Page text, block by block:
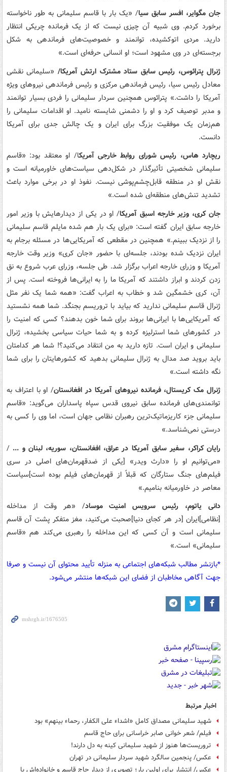
جان مگوایر، افسر سابق سیا/ «یک بار با قاسم سلیمانی به طور ناخواسته
برخورد کردم. وی شبیه آن چیزی نیست که از یک فرمانده چریکی انتظار
دارید. مردی اتوکشیده، توانمند و خصوصیت‌های فرماندهی به شکل
برجسته‌ای در وی مشهود است؛ او انسانی حرفه‌ای است.»
ژنرال پترائوس، رئیس سابق ستاد مشترک ارتش آمریکا/ «سلیمانی نقشی
معادل رئیس سیا، رئیس فرماندهی مرکزی و رئیس فرماندهی نیروهای ویژه
آمریکا را داشت.» پترائوس همچنین سردار سلیمانی را فردی بسیار توانمند
و مدبر توصیف کرد و او را دشمنی شایسته نامید. او اقدامات سلیمانی را
هم‌زمان یک موفقیت بزرگ برای ایران و یک چالش جدی برای آمریکا
دانست.
ریچارد هاس، رئیس شورای روابط خارجی آمریکا/ او معتقد بود: «قاسم
سلیمانی شخصیتی تأثیرگذار در شکل‌دهی سیاست‌های خاورمیانه است و
نقش او در منطقه قابل‌چشم‌پوشی نیست. نفوذ او در برخی موارد باعث
تشدید تنش‌های منطقه‌ای شده است.»
جان کری، وزیر خارجه اسبق آمریکا/ او در یکی از دیدارهایش با وزیر امور
خارجه سابق ایران گفته است: «برای یک بار هم شده مایلم قاسم سلیمانی
را از نزدیک ببینم.» همچنین در مقطعی که آمریکایی‌ها در مسئله برجام به
ایران نزدیک شده بودند، جلسه‌ای با حضور «جان کری» وزیر وقت خارجه
آمریکا و وزرای خارجه اعراب برگزار شد. طی جلسه، وزرای عرب شروع به نق
زدن کردند و ابراز داشتند که آمریکا ما را به ایرانی‌ها فروخته است. پس از
آن، کری خشمگین شد و خطاب به اعراب گفت: «همه شما یک نفر مثل
ژنرال قاسم سلیمانی ندارید که بیاید با تروریسم بجنگد. شما همه نشستید
که آمریکایی‌ها با ایرانی‌ها بروند برای شما خون بدهند؟ کسی که امنیت را
در کشورهای شما استرلیزه کرده و به شما حیات سیاسی بخشیده، ژنرال
سلیمانی و ایران است. تازه دارید به من انتقاد می‌کنید؟! شما هر کدام‎تان
باید بروید صد مدال به ژنرال سلیمانی بدهید که کشورهای‎تان را برای شما
نگه داشته است.»
ژنرال مک کریستال، فرمانده نیروهای آمریکا در افغانستان/ او با اعتراف به
توانمندی‌های فرمانده سابق نیروی قدس سپاه پاسداران می‌گوید: «قاسم
سلیمانی جزء کاریزماتیک‌ترین رهبران نظامی جهان است، اما وی را کسی به
درستی نمی‌شناسد.»
رایان کراکر، سفیر سابق آمریکا در عراق، افغانستان، سوریه، لبنان و ... /
«می‌توانیم او را «دارث ویدر» [یکی از ضدقهرمان‌های اصلی در سری
فیلم‌های جنگ ستارگان که قبلاً از قهرمان‌های فیلم بوده است]سیاست
معاصر در خاورمیانه بنامیم.»
دانی یاتوم، رئیس سرویس امنیت موساد/ «هر وقت از مداخله
[نظامی]ایران [در هر کجای دنیا]صحبت می‌کنید، مغز متفکر پشت آن قاسم
سلیمانی است و آن کسی که این مداخله را رهبری می‌کند هم «قاسم
سلیمانی» است.»
*بازنشر مطالب شبکه‌های اجتماعی به منزله تأیید محتوای آن نیست و صرفا
جهت آگاهی مخاطبان از فضای این شبکه‌ها منتشر می‌شود.
اخبار مرتبط
شهید سلیمانی مصداق کامل «اشداء علی الکفار، رحماء بینهم» بود
فیلم/ شعر خوانی صابر خراسانی برای حاج قاسم
تروریست‌ها هنوز از شهید سلیمانی کینه به دل دارند!
عکس/ پنجمین سالگرد شهید سردار سلیمانی در تهران
عکس/ انتشار برای اولین بار؛ تصویری از دیدار حاج قاسم و خانواده‌اش با